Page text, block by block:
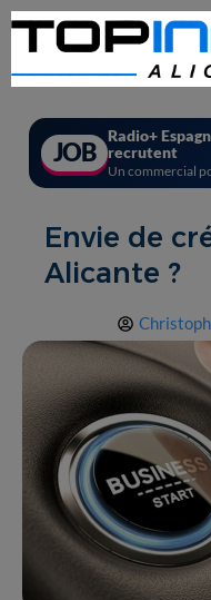
JOB
Radio+
recrutent
Un commercial
Envie de
Alicante ?